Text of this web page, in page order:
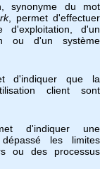
synonyme du mot
, permet d'effectuer
d'exploitation, d'un
ou d'un système
d'indiquer que la
client sont
d'indiquer une
les limites
ou des processus